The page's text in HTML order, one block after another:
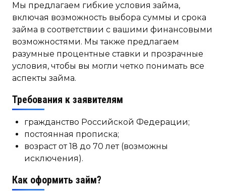
Мы предлагаем гибкие условия займа,
включая возможность выбора суммы и срока
займа в соответствии с вашими финансовыми
возможностями. Мы также предлагаем
разумные процентные ставки и прозрачные
условия, чтобы вы могли четко понимать все
аспекты займа.
Требования к заявителям
гражданство Российской Федерации;
постоянная прописка;
возраст от 18 до 70 лет (возможны
исключения).
Как оформить займ?